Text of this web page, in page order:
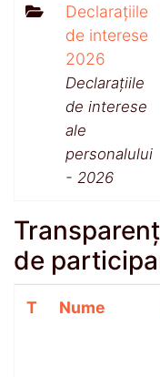
Declarațiile
de interese
2026
Declarațiile
de interese
ale
personalului
- 2026
de
T Nume